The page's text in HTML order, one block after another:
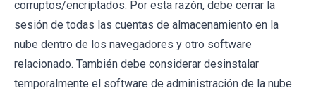
corruptos/encriptados. Por esta razón, debe cerrar la
sesión de todas las cuentas de almacenamiento en la
nube dentro de los navegadores y otro software
relacionado. También debe considerar desinstalar
temporalmente el software de administración de la nube